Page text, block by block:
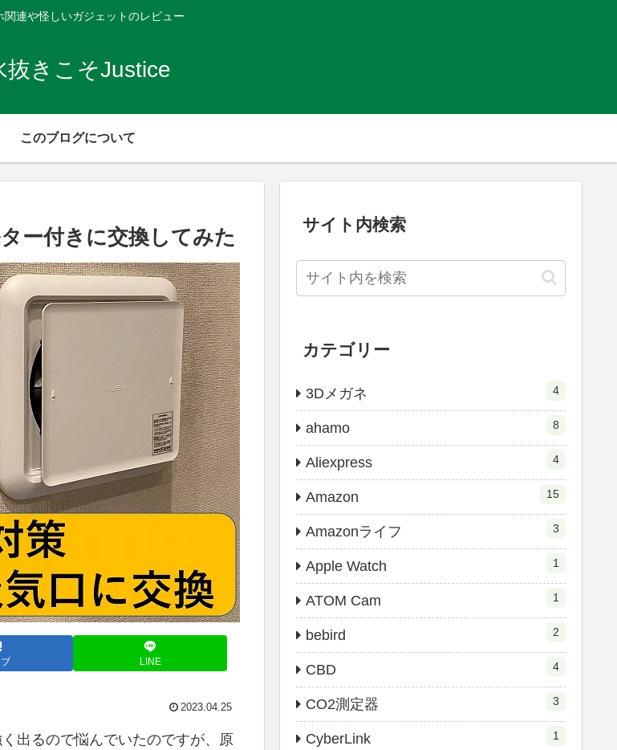
関連や怪しいガジェットのレビュー
抜きこそJustice
このブログについて
ー付きに交換してみた
LINE
2023.04.25
出るので悩んでいたのですが、原
サイト内検索
カテゴリー
3Dメガネ 4
ahamo 8
Aliexpress 4
Amazon 15
Amazonライフ 3
Apple Watch 1
ATOM Cam 1
bebird 2
CBD 4
CO2測定器 3
CyberLink 1